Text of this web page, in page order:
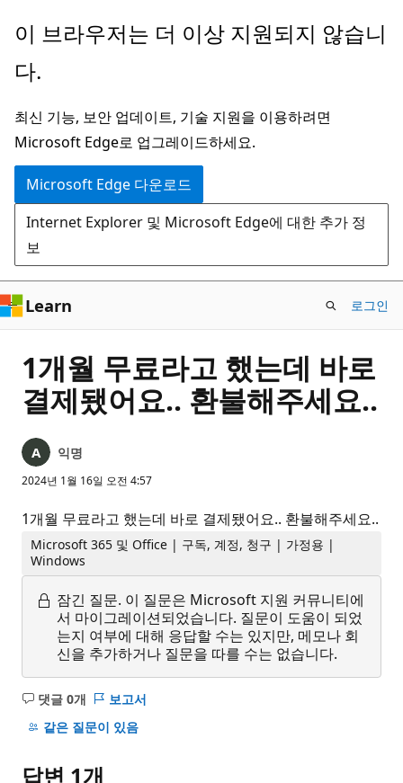
주
콘
츠
로
건
너
뛰
기
이 브라우저는 더 이상 지원되지 않습니
다.
최신 기능, 보안 업데이트, 기술 지원을 이용하려면
Microsoft Edge로 업그레이드하세요.
Microsoft Edge 다운로드
Internet Explorer 및 Microsoft Edge에 대한 추가 정
보
Learn 로그인
1개월 무료라고 했는데 바로
결제됐어요.. 환불해주세요..
익명
2024년 1월 16일 오전 4:57
1개월 무료라고 했는데 바로 결제됐어요.. 환불해주세요..
Microsoft 365 및 Office | 구독, 계정, 청구 | 가정용 |
Windows
잠긴 질문. 이 질문은 Microsoft 지원 커뮤니티에
서 마이그레이션되었습니다. 질문이 도움이 되었
는지 여부에 대해 응답할 수는 있지만, 메모나 회
신을 추가하거나 질문을 따를 수는 없습니다.
댓글 0개
설
명
음
보고서
같은 질문이 있음
답변 1개